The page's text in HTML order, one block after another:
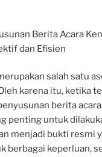
Berita Acara
dan Efisien
salah satu
karena itu, ketika
berita
penting untuk
menjadi bukti resmi
berbagai keperluan,